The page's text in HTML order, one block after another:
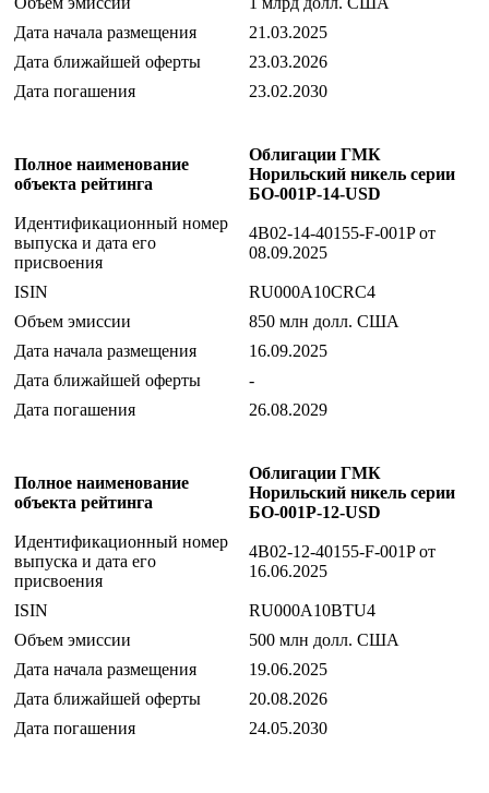
Дата начала размещения
21.03.2025
Дата ближайшей оферты
23.03.2026
Дата погашения
23.02.2030
Полное наименование
объекта рейтинга
Облигации ГМК
Норильский никель серии
БО-001Р-14-USD
Идентификационный номер
выпуска и дата его
присвоения
4B02-14-40155-F-001P от
08.09.2025
ISIN
RU000A10CRC4
Объем эмиссии
850 млн долл. США
Дата начала размещения
16.09.2025
Дата ближайшей оферты
-
Дата погашения
26.08.2029
Полное наименование
объекта рейтинга
Облигации ГМК
Норильский никель серии
БО-001P-12-USD
Идентификационный номер
выпуска и дата его
присвоения
4B02-12-40155-F-001P от
16.06.2025
ISIN
RU000A10BTU4
Объем эмиссии
500 млн долл. США
Дата начала размещения
19.06.2025
Дата ближайшей оферты
20.08.2026
Дата погашения
24.05.2030